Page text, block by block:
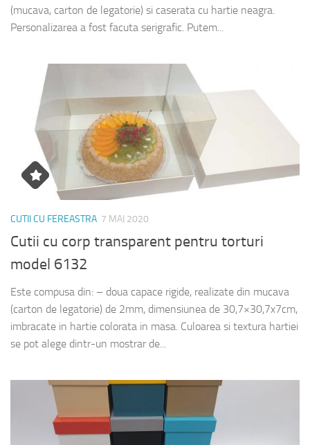
(mucava, carton de legatorie) si caserata cu hartie neagra.
Personalizarea a fost facuta serigrafic. Putem...
CUTII CU FEREASTRA 7 MAI 2020
Cutii cu corp transparent pentru torturi
model 6132
Este compusa din: – doua capace rigide, realizate din mucava
(carton de legatorie) de 2mm, dimensiunea de 30,7×30,7x7cm,
imbracate in hartie colorata in masa. Culoarea si textura hartiei
se pot alege dintr-un mostrar de...